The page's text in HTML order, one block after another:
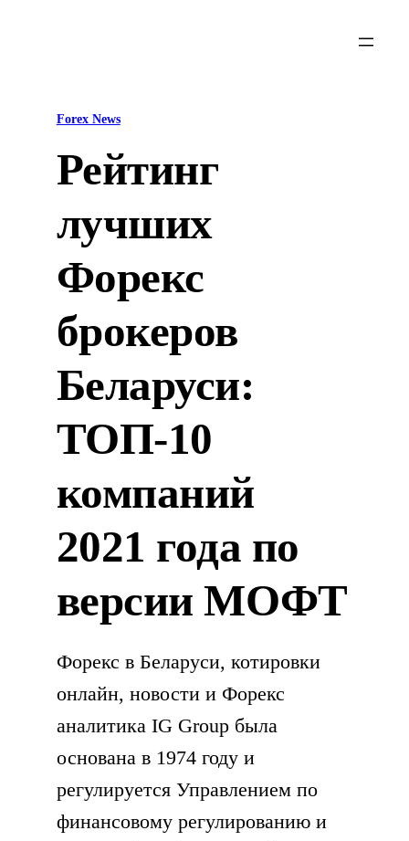
Forex News
Рейтинг
лучших
Форекс
брокеров
Беларуси:
ТОП-10
компаний
2021 года по
версии МОФТ
Форекс в Беларуси, котировки
онлайн, новости и Форекс
аналитика IG Group была
основана в 1974 году и
регулируется Управлением по
финансовому регулированию и